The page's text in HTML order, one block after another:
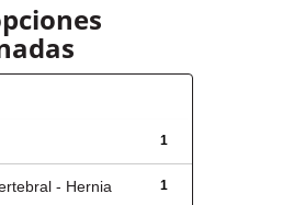
1
1
- Hernia